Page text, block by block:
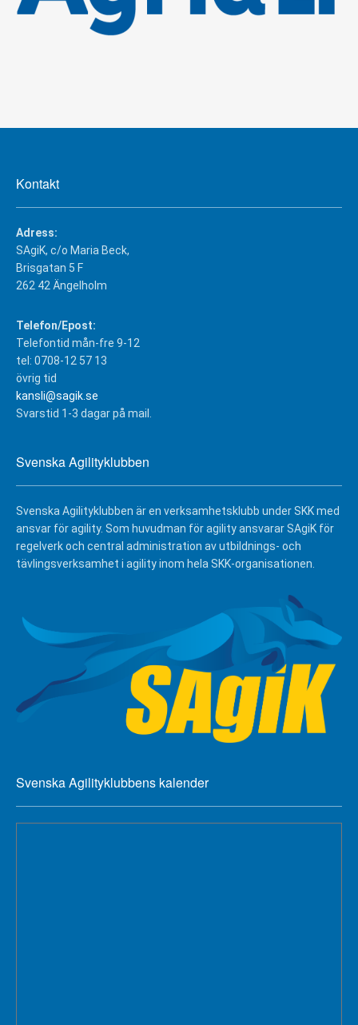
Kontakt
Adress:
SAgiK, c/o Maria Beck,
Brisgatan 5 F
262 42 Ängelholm
Telefon/Epost:
Telefontid mån-fre 9-12
tel: 0708-12 57 13
övrig tid
kansli@sagik.se
Svarstid 1-3 dagar på mail.
Svenska Agilityklubben
Svenska Agilityklubben är en verksamhetsklubb under SKK med
ansvar för agility. Som huvudman för agility ansvarar SAgiK för
regelverk och central administration av utbildnings- och
tävlingsverksamhet i agility inom hela SKK-organisationen.
Svenska Agilityklubbens kalender